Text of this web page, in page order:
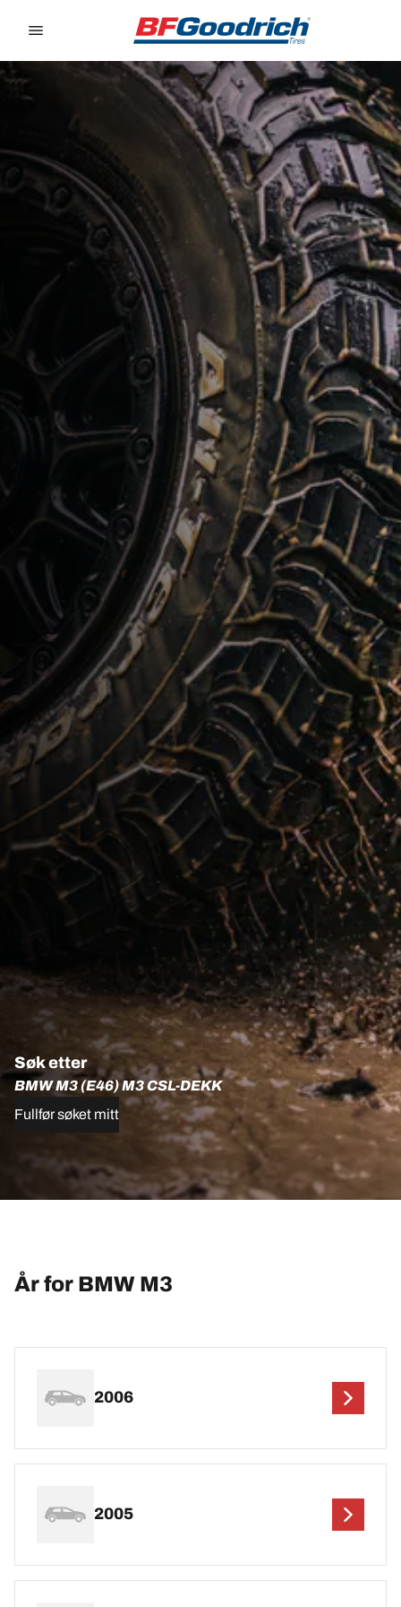
Søk etter
BMW M3 (E46) M3 CSL-DEKK
Fullfør søket mitt
År for BMW M3
2006
2005